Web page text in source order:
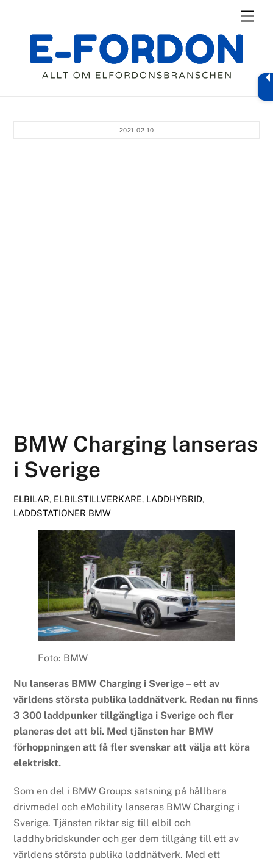
content
2021-02-10
BMW Charging lanseras
i Sverige
ELBILAR, ELBILSTILLVERKARE, LADDHYBRID,
LADDSTATIONER BMW
Foto: BMW
Nu lanseras BMW Charging i Sverige – ett av
världens största publika laddnätverk. Redan nu finns
3 300 laddpunker tillgängliga i Sverige och fler
planeras det att bli. Med tjänsten har BMW
förhoppningen att få fler svenskar att välja att köra
elektriskt.
Som en del i BMW Groups satsning på hållbara
drivmedel och eMobility lanseras BMW Charging i
Sverige. Tjänsten riktar sig till elbil och
laddhybridskunder och ger dem tillgång till ett av
världens största publika laddnätverk. Med ett